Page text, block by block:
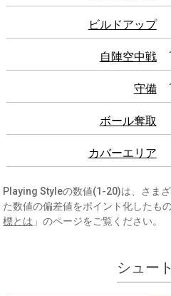
ビルドアップ
自陣空中戦
守備
ボール奪取
カバーエリア
Playing Styleの数値(1-20)は、さま
た数値の偏差値をポイント化したも
標とは 」のページをご覧ください。
シュー